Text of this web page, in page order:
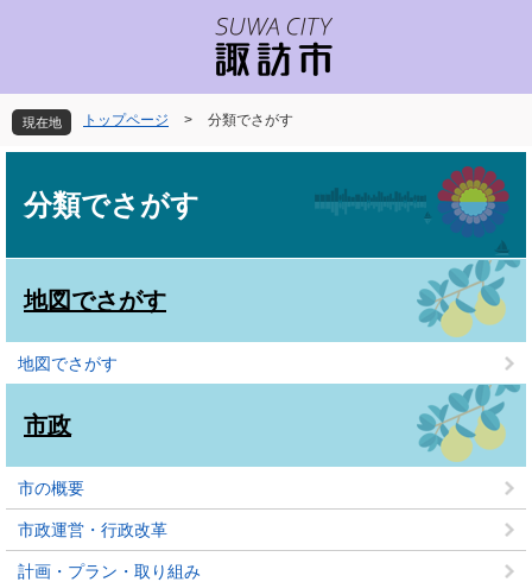
先
頭
を
飛
文
現在地 トップページ > 分類でさがす
分類でさがす
地図でさがす
地図でさがす
市政
市の概要
市政運営・行政改革
計画・プラン・取り組み